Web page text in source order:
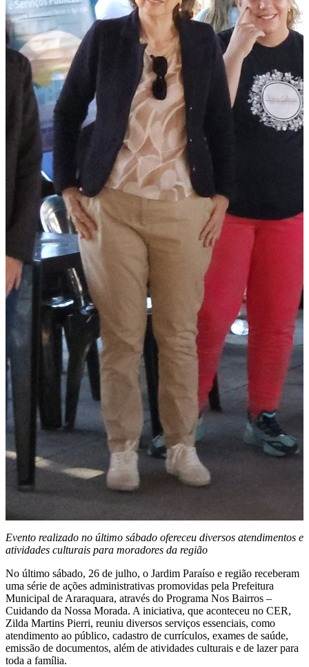
Evento realizado no último sábado ofereceu diversos atendimentos e
atividades culturais para moradores da região
No último sábado, 26 de julho, o Jardim Paraíso e região receberam
uma série de ações administrativas promovidas pela Prefeitura
Municipal de Araraquara, através do Programa Nos Bairros –
Cuidando da Nossa Morada. A iniciativa, que aconteceu no CER,
Zilda Martins Pierri, reuniu diversos serviços essenciais, como
atendimento ao público, cadastro de currículos, exames de saúde,
emissão de documentos, além de atividades culturais e de lazer para
toda a família.